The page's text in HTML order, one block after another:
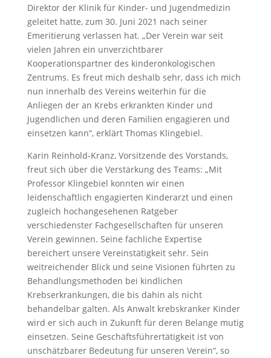
Direktor der Klinik für Kinder- und Jugendmedizin
geleitet hatte, zum 30. Juni 2021 nach seiner
Emeritierung verlassen hat. „Der Verein war seit
vielen Jahren ein unverzichtbarer
Kooperationspartner des kinderonkologischen
Zentrums. Es freut mich deshalb sehr, dass ich mich
nun innerhalb des Vereins weiterhin für die
Anliegen der an Krebs erkrankten Kinder und
Jugendlichen und deren Familien engagieren und
einsetzen kann“, erklärt Thomas Klingebiel.
Karin Reinhold-Kranz, Vorsitzende des Vorstands,
freut sich über die Verstärkung des Teams: „Mit
Professor Klingebiel konnten wir einen
leidenschaftlich engagierten Kinderarzt und einen
zugleich hochangesehenen Ratgeber
verschiedenster Fachgesellschaften für unseren
Verein gewinnen. Seine fachliche Expertise
bereichert unsere Vereinstätigkeit sehr. Sein
weitreichender Blick und seine Visionen führten zu
Behandlungsmethoden bei kindlichen
Krebserkrankungen, die bis dahin als nicht
behandelbar galten. Als Anwalt krebskranker Kinder
wird er sich auch in Zukunft für deren Belange mutig
einsetzen. Seine Geschäftsführertätigkeit ist von
unschätzbarer Bedeutung für unseren Verein“, so